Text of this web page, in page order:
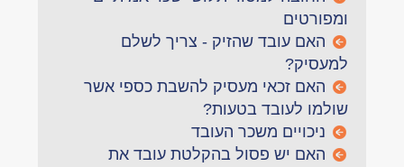
ומפורטים
האם עובד שהזיק - צריך לשלם
למעסיק?
האם זכאי מעסיק להשבת כספי אשר
שולמו לעובד בטעות?
ניכויים משכר העובד
האם יש פסול בהקלטת עובד את